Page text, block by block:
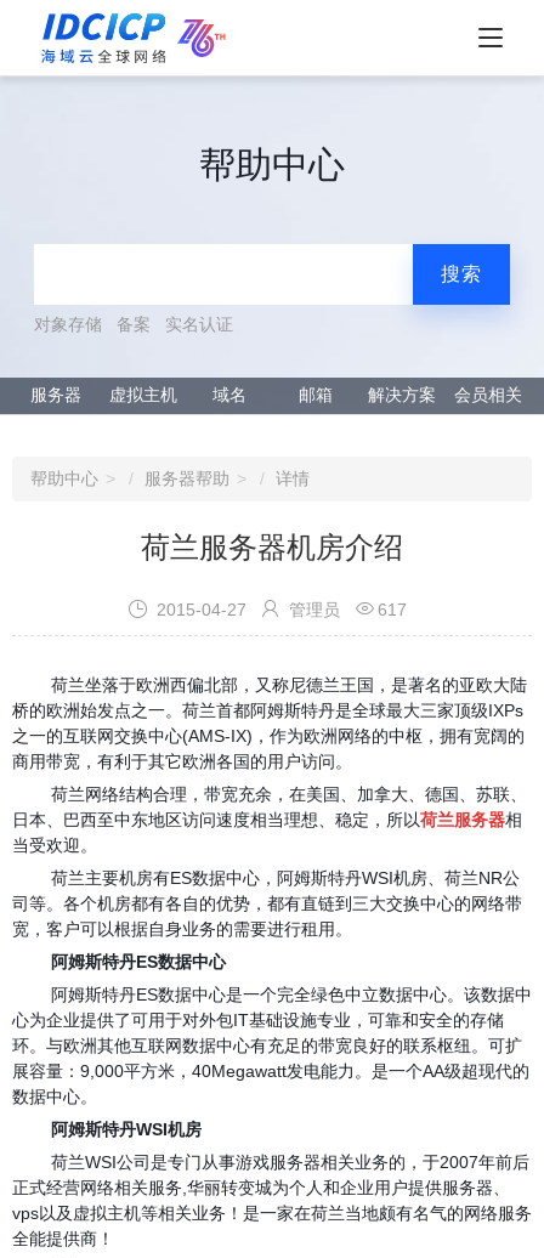
帮助中心
搜索
对象存储 备案 实名认证
服务器 虚拟主机 域名 邮箱 解决方案 会员相关
帮助中心 服务器帮助 详情
荷兰服务器机房介绍
 2015-04-27  管理员  617
荷兰坐落于欧洲西偏北部，又称尼德兰王国，是著名的亚欧大陆
桥的欧洲始发点之一。荷兰首都阿姆斯特丹是全球最大三家顶级IXPs
之一的互联网交换中心(AMS-IX)，作为欧洲网络的中枢，拥有宽阔的
商用带宽，有利于其它欧洲各国的用户访问。
荷兰网络结构合理，带宽充余，在美国、加拿大、德国、苏联、
日本、巴西至中东地区访问速度相当理想、稳定，所以荷兰服务器相
当受欢迎。
荷兰主要机房有ES数据中心，阿姆斯特丹WSI机房、荷兰NR公
司等。各个机房都有各自的优势，都有直链到三大交换中心的网络带
宽，客户可以根据自身业务的需要进行租用。
阿姆斯特丹ES数据中心
阿姆斯特丹ES数据中心是一个完全绿色中立数据中心。该数据中
心为企业提供了可用于对外包IT基础设施专业，可靠和安全的存储
环。与欧洲其他互联网数据中心有充足的带宽良好的联系枢纽。可扩
展容量：9,000平方米，40Megawatt发电能力。是一个AA级超现代的
数据中心。
阿姆斯特丹WSI机房
荷兰WSI公司是专门从事游戏服务器相关业务的，于2007年前后
正式经营网络相关服务,华丽转变城为个人和企业用户提供服务器、
vps以及虚拟主机等相关业务！是一家在荷兰当地颇有名气的网络服务
全能提供商！